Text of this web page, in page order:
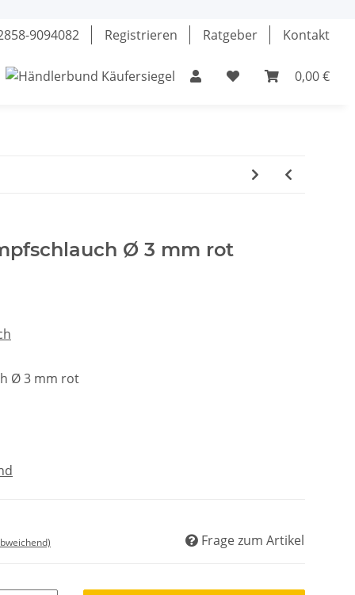
9094082 Registrieren Ratgeber Kontakt
0,00 €
Klebstoffe Fette & Öle Werkzeuge
Ø 3 mm rot
Ø 3 mm rot
Frage zum Artikel